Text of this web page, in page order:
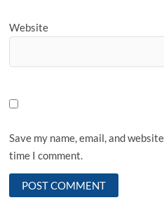
Website
Save my name, email, and
time I comment.